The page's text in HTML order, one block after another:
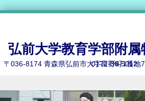
弘前大学教育学部附
〒036-8174 青森県弘前市大字富野町1番地76 ℡ 0172-36-5011 Fax 0172-36-5012
Skip to content